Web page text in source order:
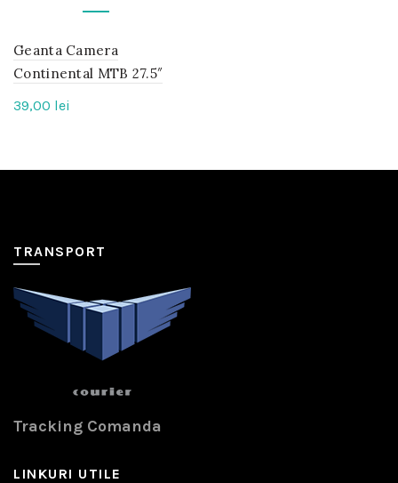
IN
STOC
Geanta Camera
Continental MTB 27.5″
39,00 lei
TRANSPORT
Tracking Comanda
LINKURI UTILE